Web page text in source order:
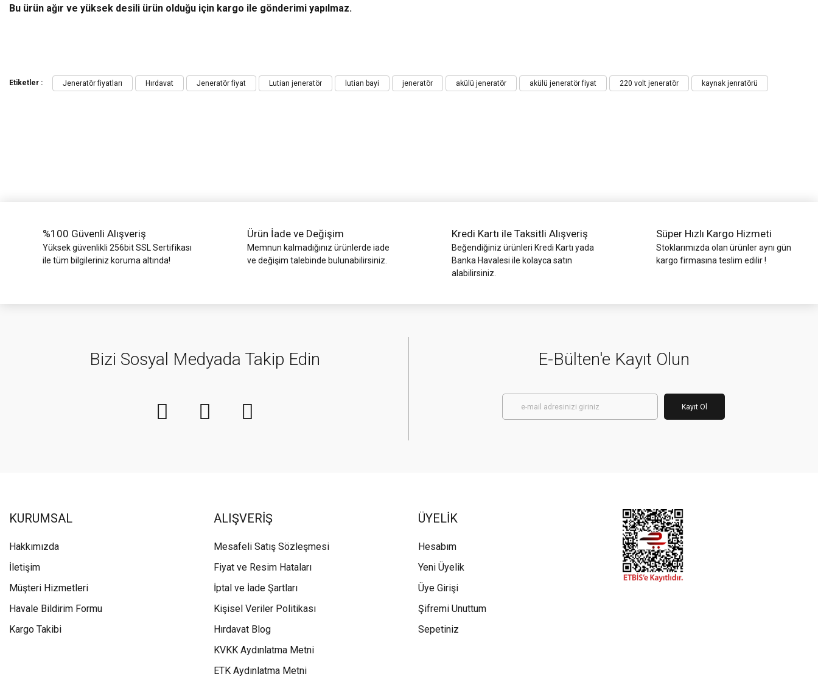
Bu ürün ağır ve yüksek desili ürün olduğu için kargo ile gönderimi yapılmaz.
Bu ürüne ilk yorumu siz yapın!
Görüş ve önerileriniz için teşekkür ederiz.
Etiketler : Jeneratör fiyatları Hırdavat Jeneratör fiyat Lutian jeneratör lutian bayi jeneratör akülü jeneratör akülü jeneratör fiyat 220 volt jeneratör kaynak jenratörü
%100 Güvenli Alışveriş
Yüksek güvenlikli 256bit SSL Sertifikası
ile tüm bilgileriniz koruma altında!
Ürün İade ve Değişim
Memnun kalmadığınız ürünlerde iade
ve değişim talebinde bulunabilirsiniz.
Kredi Kartı ile Taksitli Alışveriş
Beğendiğiniz ürünleri Kredi Kartı yada
Banka Havalesi ile kolayca satın
alabilirsiniz.
Süper Hızlı Kargo Hizmeti
Stoklarımızda olan ürünler aynı gün
kargo firmasına teslim edilir !
Bizi Sosyal Medyada Takip Edin E-Bülten'e Kayıt Olun
Kayıt Ol
KURUMSAL
Hakkımızda
İletişim
Müşteri Hizmetleri
Havale Bildirim Formu
Kargo Takibi
ALIŞVERİŞ
Mesafeli Satış Sözleşmesi
Fiyat ve Resim Hataları
İptal ve İade Şartları
Kişisel Veriler Politikası
Hırdavat Blog
KVKK Aydınlatma Metni
ETK Aydınlatma Metni
ÜYELİK
Hesabım
Yeni Üyelik
Üye Girişi
Şifremi Unuttum
Sepetiniz